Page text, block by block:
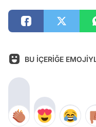
BU İÇERİĞE